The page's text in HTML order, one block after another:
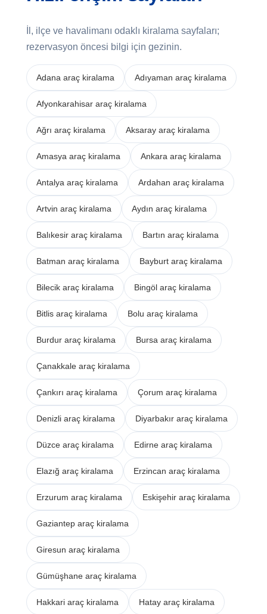
İl, ilçe ve havalimanı odaklı kiralama sayfaları;
rezervasyon öncesi bilgi için gezinin.
Adana araç kiralama Adıyaman araç kiralama
Afyonkarahisar araç kiralama
Ağrı araç kiralama Aksaray araç kiralama
Amasya araç kiralama Ankara araç kiralama
Antalya araç kiralama Ardahan araç kiralama
Artvin araç kiralama Aydın araç kiralama
Balıkesir araç kiralama Bartın araç kiralama
Batman araç kiralama Bayburt araç kiralama
Bilecik araç kiralama Bingöl araç kiralama
Bitlis araç kiralama Bolu araç kiralama
Burdur araç kiralama Bursa araç kiralama
Çanakkale araç kiralama
Çankırı araç kiralama Çorum araç kiralama
Denizli araç kiralama Diyarbakır araç kiralama
Düzce araç kiralama Edirne araç kiralama
Elazığ araç kiralama Erzincan araç kiralama
Erzurum araç kiralama Eskişehir araç kiralama
Gaziantep araç kiralama
Giresun araç kiralama
Gümüşhane araç kiralama
Hakkari araç kiralama Hatay araç kiralama